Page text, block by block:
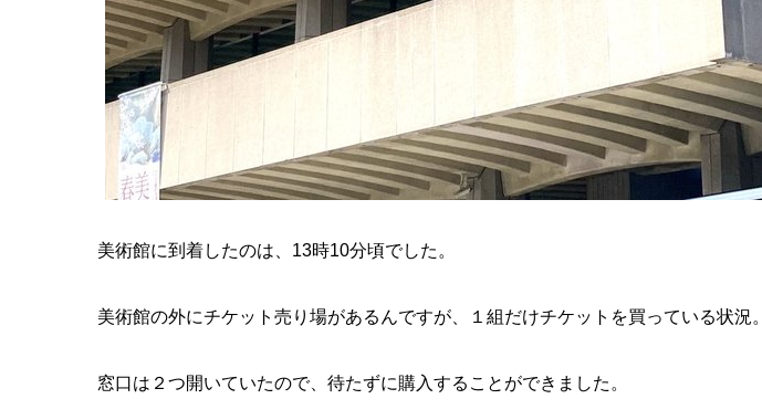
美術館に到着したのは、13時10分頃でした。
美術館の外にチケット売り場があるんですが、 １組だけチケットを買っている状況。
窓口は２つ開いていたので、待たずに購入する ことができました。